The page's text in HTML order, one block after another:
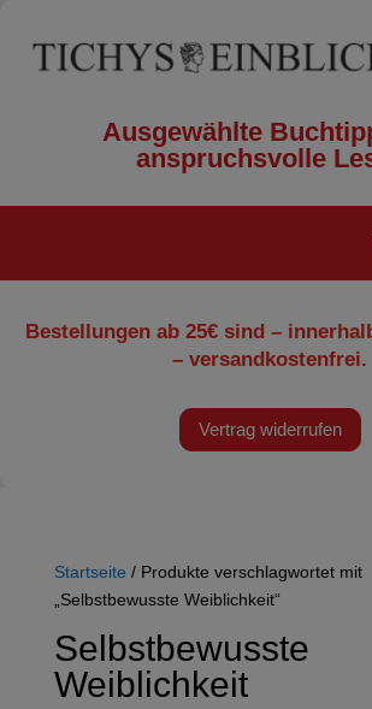
Ausgewählte
anspruchsvolle
Bestellungen ab 25€ sind –
– versandkostenfrei.
Vertrag widerrufen
Startseite / Produkte verschlagwortet mit
„Selbstbewusste Weiblichkeit“
Selbstbewusste
Weiblichkeit